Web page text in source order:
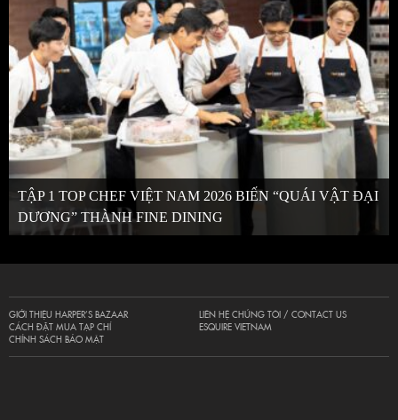
TẬP 1 TOP CHEF VIỆT NAM 2026 BIẾN “QUÁI VẬT ĐẠI
DƯƠNG” THÀNH FINE DINING
GIỚI THIỆU HARPER’S BAZAAR
CÁCH ĐẶT MUA TẠP CHÍ
CHÍNH SÁCH BẢO MẬT
LIÊN HỆ CHÚNG TÔI / CONTACT US
ESQUIRE VIETNAM